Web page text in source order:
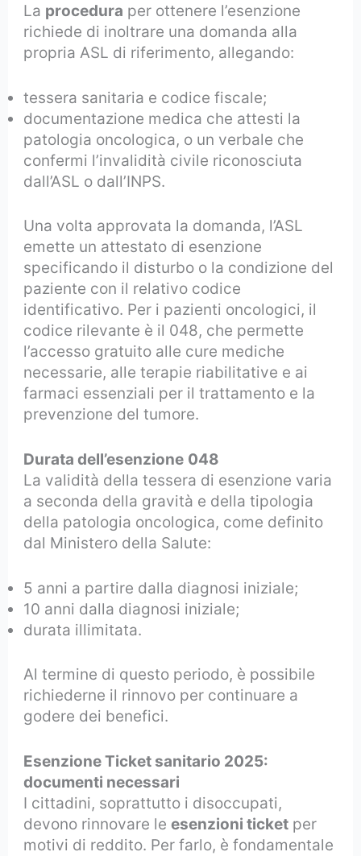
La procedura per ottenere l’esenzione
richiede di inoltrare una domanda alla
propria ASL di riferimento, allegando:
tessera sanitaria e codice fiscale;
documentazione medica che attesti la
patologia oncologica, o un verbale che
confermi l’invalidità civile riconosciuta
dall’ASL o dall’INPS.
Una volta approvata la domanda, l’ASL
emette un attestato di esenzione
specificando il disturbo o la condizione del
paziente con il relativo codice
identificativo. Per i pazienti oncologici, il
codice rilevante è il 048, che permette
l’accesso gratuito alle cure mediche
necessarie, alle terapie riabilitative e ai
farmaci essenziali per il trattamento e la
prevenzione del tumore.
Durata dell’esenzione 048
La validità della tessera di esenzione varia
a seconda della gravità e della tipologia
della patologia oncologica, come definito
dal Ministero della Salute:
5 anni a partire dalla diagnosi iniziale;
10 anni dalla diagnosi iniziale;
durata illimitata.
Al termine di questo periodo, è possibile
richiederne il rinnovo per continuare a
godere dei benefici.
Esenzione Ticket sanitario 2025:
documenti necessari
I cittadini, soprattutto i disoccupati,
devono rinnovare leesenzioni ticket per
motivi di reddito. Per farlo, è fondamentale